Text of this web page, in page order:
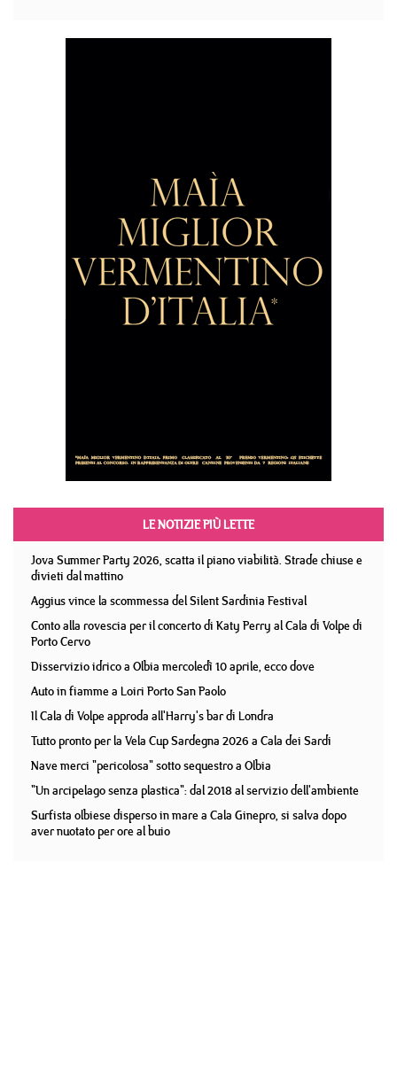
LE NOTIZIE PIÙ LETTE
Jova Summer Party 2026, scatta il piano viabilità. Strade chiuse e
divieti dal mattino
Aggius vince la scommessa del Silent Sardinia Festival
Conto alla rovescia per il concerto di Katy Perry al Cala di Volpe di
Porto Cervo
Disservizio idrico a Olbia mercoledì 10 aprile, ecco dove
Auto in fiamme a Loiri Porto San Paolo
Il Cala di Volpe approda all'Harry's bar di Londra
Tutto pronto per la Vela Cup Sardegna 2026 a Cala dei Sardi
Nave merci "pericolosa" sotto sequestro a Olbia
"Un arcipelago senza plastica": dal 2018 al servizio dell'ambiente
Surfista olbiese disperso in mare a Cala Ginepro, si salva dopo
aver nuotato per ore al buio